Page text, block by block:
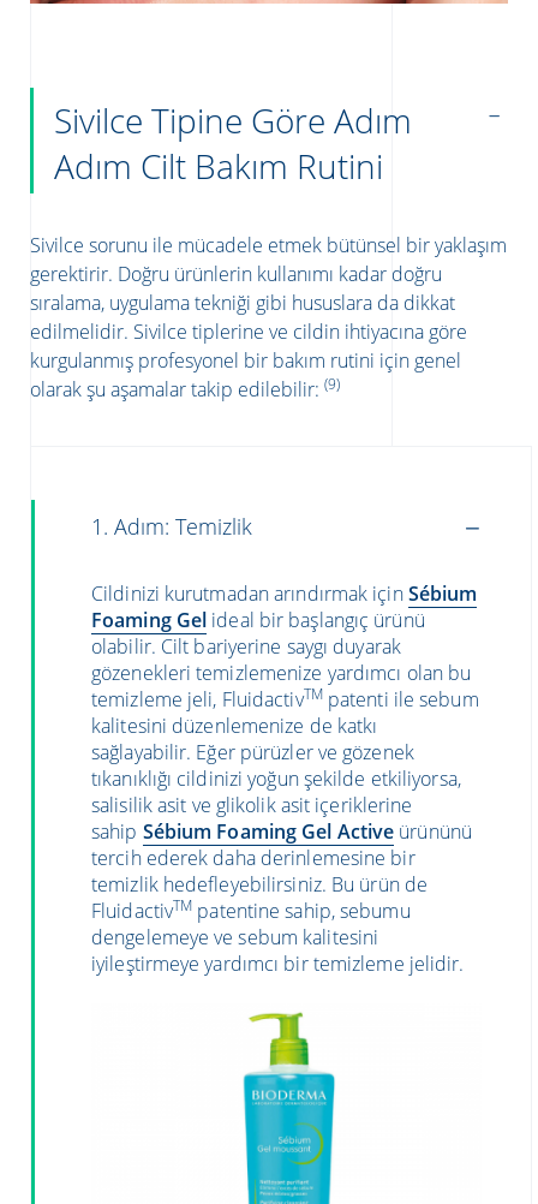
Sivilce Tipine Göre Adım
Adım Cilt Bakım Rutini
Sivilce sorunu ile mücadele etmek bütünsel bir yaklaşım
gerektirir. Doğru ürünlerin kullanımı kadar doğru
sıralama, uygulama tekniği gibi hususlara da dikkat
edilmelidir. Sivilce tiplerine ve cildin ihtiyacına göre
kurgulanmış profesyonel bir bakım rutini için genel
olarak şu aşamalar takip edilebilir: (9)
1. Adım: Temizlik
Cildinizi kurutmadan arındırmak içinSébium
Foaming Gel ideal bir başlangıç ürünü
olabilir. Cilt bariyerine saygı duyarak
gözenekleri temizlemenize yardımcı olan bu
temizleme jeli, FluidactivTMpatenti ile sebum
kalitesini düzenlemenize de katkı
sağlayabilir. Eğer pürüzler ve gözenek
tıkanıklığı cildinizi yoğun şekilde etkiliyorsa,
salisilik asit ve glikolik asit içeriklerine
sahip Sébium Foaming Gel Active ürününü
tercih ederek daha derinlemesine bir
temizlik hedefleyebilirsiniz. Bu ürün de
FluidactivTM patentine sahip, sebumu
dengelemeye ve sebum kalitesini
iyileştirmeye yardımcı bir temizleme jelidir.